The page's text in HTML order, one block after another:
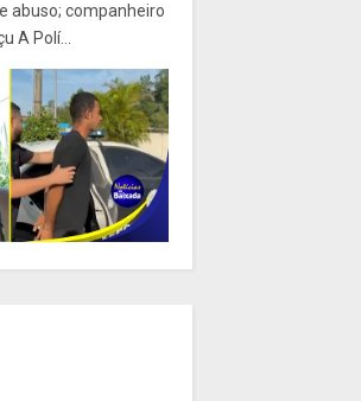
abuso; companheiro
A Polí...